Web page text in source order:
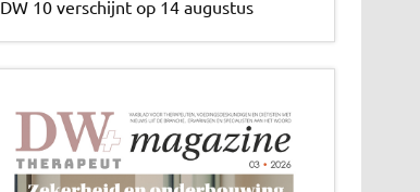
DW 10 verschijnt op 14 augustus